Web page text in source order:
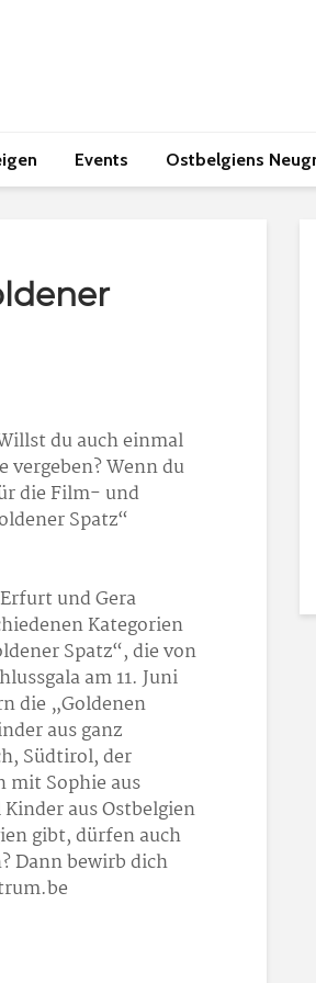
Events Ostbelgiens
du auch einmal
vergeben? Wenn du
die Film- und
Spatz“
und Gera
Kategorien
Spatz“, die von
am 11. Juni
die „Goldenen
aus ganz
Südtirol, der
mit Sophie aus
aus Ostbelgien
gibt, dürfen auch
Dann bewirb dich